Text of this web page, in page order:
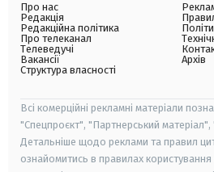
Про нас
Редакція
Редакційна політика
Про телеканал
Телеведучі
Вакансії
Структура власності
Архів
Всі комерційні рекламні матеріали
"Спецпроєкт", "Партнерський матеріал",
Детальніше щодо реклами та правил
ознайомитись в правилах користування